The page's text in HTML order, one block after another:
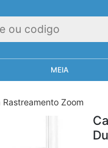
MEIA
Zoom